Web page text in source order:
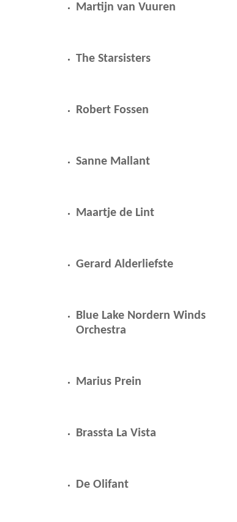
Martijn van Vuuren
The Starsisters
Robert Fossen
Sanne Mallant
Maartje de Lint
Gerard Alderliefste
Blue Lake Nordern Winds
Orchestra
Marius Prein
Brassta La Vista
De Olifant